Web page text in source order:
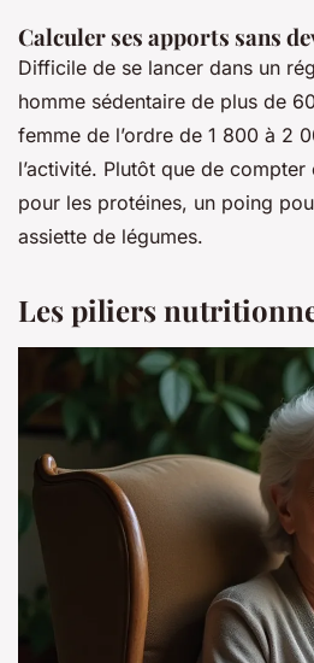
Calculer ses apports sans
Difficile de se lancer dans un
homme sédentaire de plus de
femme de l’ordre de 1 800 à 2
l’activité. Plutôt que de
pour les protéines, un poing
assiette de légumes.
Les piliers